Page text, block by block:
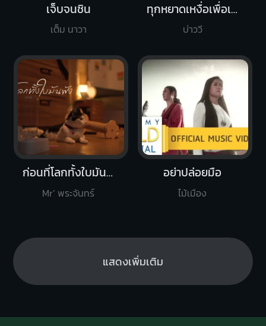
เจ็บจนชิน
เต็ม นาวา
ทุกหยาดเหงื่อเพื่อเธอ
บ่าววี
ก่อนที่โลกทั้งใบมันพัง
Mr’ พระจันทร์
อย่าปล่อยมือ
ไม้เมือง
แสดงเพิ่มเติม